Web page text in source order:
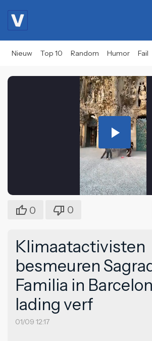
Nieuw Top 10 Random Humor Fail
Play
Video
0 0
Klimaatactivisten
besmeuren
Familia in
lading verf
01/09 12:17